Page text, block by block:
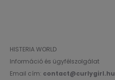
HISTERIA WORLD
Információ és ügyfélszolgálat
Email cím: contact@curlygirl.hu